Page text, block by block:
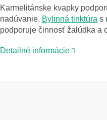
Karmelitánske kvapky
nadúvanie. Bylinná tinktúra s
podporuje činnosť žalúdka a
Detailné informácie